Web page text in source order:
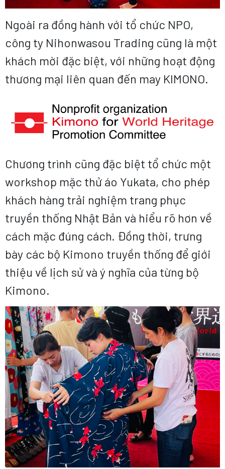
Ngoài ra đồng hành với tổ chức NPO,
công ty Nihonwasou Trading cũng là một
khách mời đặc biệt, với những hoạt động
thương mại liên quan đến may KIMONO.
Chương trình cũng đặc biệt tổ chức một
workshop mặc thử áo Yukata, cho phép
khách hàng trải nghiệm trang phục
truyền thống Nhật Bản và hiểu rõ hơn về
cách mặc đúng cách. Đồng thời, trưng
bày các bộ Kimono truyền thống để giới
thiệu về lịch sử và ý nghĩa của từng bộ
Kimono.